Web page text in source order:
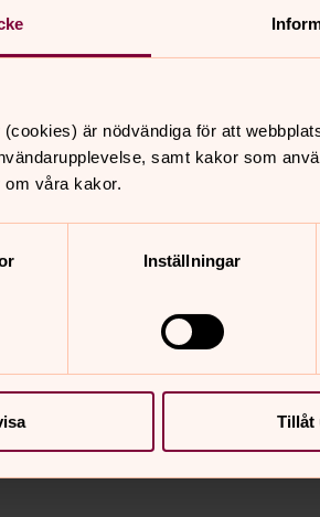
är nödvändiga för att
samt kakor som
om våra kakor.
Inställningar
Tillåt
känn historiens vingslag! Gå en
om några av dem som fått sin
att läsa om.
innehåll?